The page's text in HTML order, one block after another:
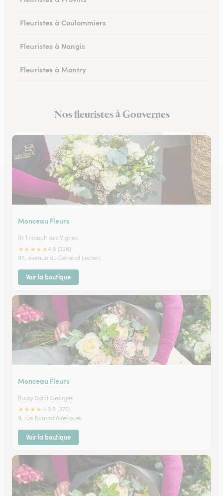
Fleuristes à Coulommiers
Fleuristes à Nangis
Fleuristes à Montry
Fleuristes à EsblyNos fleuristes à Gouvernes
Monceau Fleurs
St Thibault des Vignes
★★★★★4.5 (226)
95, avenue du Général Leclerc
Voir la boutique
Monceau Fleurs
Bussy Saint Georges
★★★★
3.9 (270)
9, rue Konrad Adenauer
Voir la boutique